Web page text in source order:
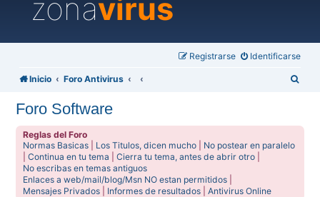
zonavirus
Identificarse
Registrarse
Inicio Foro Antivirus
Foro Software
Reglas del Foro
Normas Basicas
Los Titulos, dicen mucho
No postear en paralelo
|Continua en tu tema |Cierra tu tema, antes de abrir otro
No escribas en temas antiguos
Enlaces a web/mail/blog/Msn NO estan permitidos
Mensajes Privados
Informes de resultados |Antivirus Online